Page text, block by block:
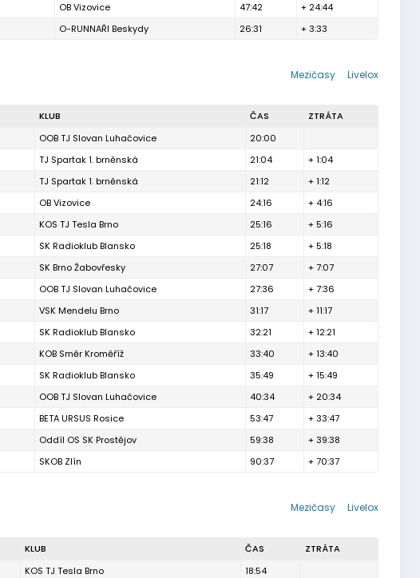
OB Vizovice 47:42
+ 24:44
O-RUNNAŘI Beskydy 26:31 + 3:33
Livelox
Mezičasy
KLUB ČAS
ZTRÁTA
OOB TJ Slovan Luhačovice
20:00
TJ Spartak 1. brněnská 21:04
+ 1:04
TJ Spartak 1. brněnská 21:12
+ 1:12
OB Vizovice 24:16
+ 4:16
KOS TJ Tesla Brno 25:16
+ 5:16
SK Radioklub Blansko 25:18
+ 5:18
SK Brno Žabovřesky 27:07
+ 7:07
OOB TJ Slovan Luhačovice 27:36
+ 7:36
VSK Mendelu Brno 31:17
+ 11:17
SK Radioklub Blansko 32:21
+ 12:21
KOB Směr Kroměříž 33:40
+ 13:40
SK Radioklub Blansko 35:49
+ 15:49
OOB TJ Slovan Luhačovice 40:34
+ 20:34
BETA URSUS Rosice 53:47
+ 33:47
Oddíl OS SK Prostějov 59:38
+ 39:38
SKOB Zlín 90:37 + 70:37
Livelox
Mezičasy
KLUB ČAS
ZTRÁTA
KOS TJ Tesla Brno
18:54